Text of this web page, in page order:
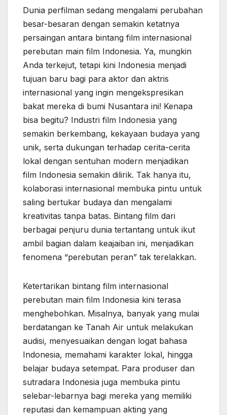
Dunia perfilman sedang mengalami perubahan
besar-besaran dengan semakin ketatnya
persaingan antara bintang film internasional
perebutan main film Indonesia. Ya, mungkin
Anda terkejut, tetapi kini Indonesia menjadi
tujuan baru bagi para aktor dan aktris
internasional yang ingin mengekspresikan
bakat mereka di bumi Nusantara ini! Kenapa
bisa begitu? Industri film Indonesia yang
semakin berkembang, kekayaan budaya yang
unik, serta dukungan terhadap cerita-cerita
lokal dengan sentuhan modern menjadikan
film Indonesia semakin dilirik. Tak hanya itu,
kolaborasi internasional membuka pintu untuk
saling bertukar budaya dan mengalami
kreativitas tanpa batas. Bintang film dari
berbagai penjuru dunia tertantang untuk ikut
ambil bagian dalam keajaiban ini, menjadikan
fenomena “perebutan peran” tak terelakkan.
Ketertarikan bintang film internasional
perebutan main film Indonesia kini terasa
menghebohkan. Misalnya, banyak yang mulai
berdatangan ke Tanah Air untuk melakukan
audisi, menyesuaikan dengan logat bahasa
Indonesia, memahami karakter lokal, hingga
belajar budaya setempat. Para produser dan
sutradara Indonesia juga membuka pintu
selebar-lebarnya bagi mereka yang memiliki
reputasi dan kemampuan akting yang